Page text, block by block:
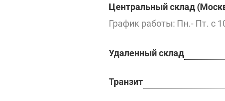
Центральный склад
График работы: Пн.- Пт. с
Удаленный склад
Транзит